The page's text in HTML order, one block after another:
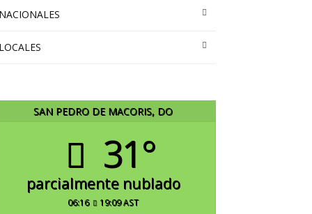
NACIONALES
LOCALES
SAN PEDRO DE MACORIS, DO
31°
parcialmente nublado
06:16 19:09 AST